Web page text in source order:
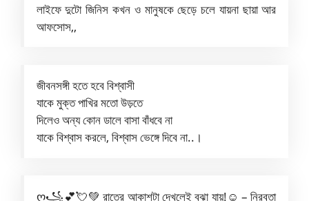
লাইফে দুটো জিনিস কখন ও মানুষকে ছেড়ে চলে যায়না ছায়া আর
আফসোস,,
জীবনসঙ্গী হতে হবে বিশ্বাসী
যাকে মুক্ত পাখির মতো উড়তে
দিলেও অন্য কোন ডালে বাসা বাঁধবে না
যাকে বিশ্বাস করলে, বিশ্বাস ভেঙ্গে দিবে না..।
ღ꧁💕💘💚 রাতের আকাশটা দেখলেই বুঝা যায়!☺️ – নিরবতা